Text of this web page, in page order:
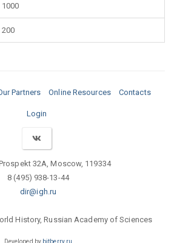
1000
200
Partners Online Resources Contacts
Login
32A, Moscow, 119334
8 (495) 938-13-44
dir@igh.ru
History, Russian Academy of Sciences
Developed by bitberry.ru